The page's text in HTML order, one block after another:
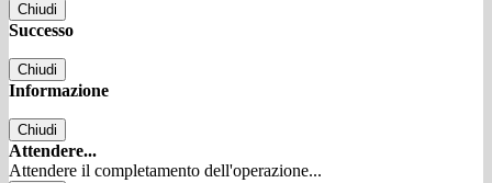
Chiudi
Successo
Chiudi
Informazione
Chiudi
Attendere...
Attendere il completamento dell'operazione...